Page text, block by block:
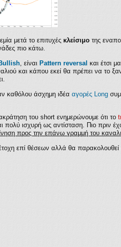
μετά το επιτυχές κλείσιμο της
πιο κάτω.
, είναι Pattern reversal και έτσι
και κάπου εκεί θα πρέπει να το
καθόλου άσχημη ιδέα αγορές Long
του short ενημερώνουμε ότι το
πολύ ισχυρή ως αντίσταση. Πιο πριν
προς την επάνω γραμμή του
επί θέσεων αλλά θα παρακολουθεί